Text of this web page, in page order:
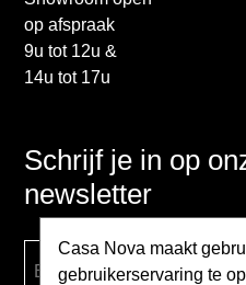
op afspraak
9u tot 12u &
14u tot 17u
Schrijf je in op
newsletter
Casa Nova maakt
gebruikerservaring te